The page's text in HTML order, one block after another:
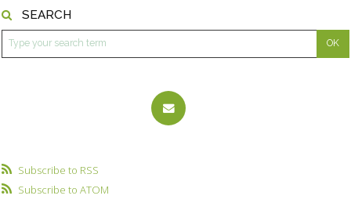
SEARCH
Subscribe to RSS
Subscribe to ATOM